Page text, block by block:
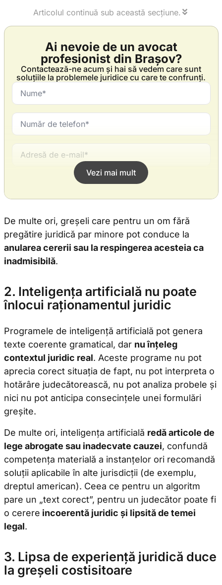
Articolul continuă sub această secțiune.
Ai nevoie de un avocat
profesionist din Brașov?
Contactează-ne acum și hai să vedem care sunt
soluțiile la problemele juridice cu care te confrunți.
Sunt de acord cu Termenii și Condițiileși cuPolitica de
Confidențialitate
Brașov, România
Luni - Vineri: 08
00 - 18 00
claudia@avocatcozma.ro
Telefon: +40758909022
Vezi mai mult
De multe ori, greșeli care pentru un om fără
pregătire juridică par minore pot conduce la
anularea cererii sau la respingerea acesteia ca
inadmisibilă.
2. Inteligența artificială nu poate
înlocui raționamentul juridic
Programele de inteligență artificială pot genera
texte coerente gramatical, dar nu înțeleg
contextul juridic real. Aceste programe nu pot
aprecia corect situația de fapt, nu pot interpreta o
hotărâre judecătorească, nu pot analiza probele și
nici nu pot anticipa consecințele unei formulări
greșite.
De multe ori, inteligența artificială redă articole de
lege abrogate sau inadecvate cauzei, confundă
competența materială a instanțelor ori recomandă
soluții aplicabile în alte jurisdicții (de exemplu,
dreptul american). Ceea ce pentru un algoritm
pare un „text corect”, pentru un judecător poate fi
o cerere incoerentă juridic și lipsită de temei
legal.
3. Lipsa de experiență juridică duce
la greșeli costisitoare